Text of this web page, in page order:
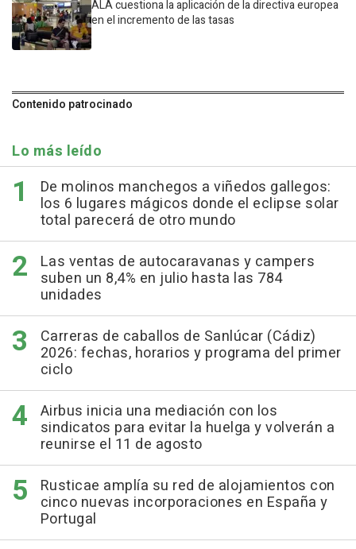
ALA cuestiona la aplicación de la directiva europea
en el incremento de las tasas
Contenido patrocinado
Lo más leído
De molinos manchegos a viñedos gallegos:
los 6 lugares mágicos donde el eclipse solar
total parecerá de otro mundo
Las ventas de autocaravanas y campers
suben un 8,4% en julio hasta las 784
unidades
Carreras de caballos de Sanlúcar (Cádiz)
2026: fechas, horarios y programa del primer
ciclo
Airbus inicia una mediación con los
sindicatos para evitar la huelga y volverán a
reunirse el 11 de agosto
Rusticae amplía su red de alojamientos con
cinco nuevas incorporaciones en España y
Portugal